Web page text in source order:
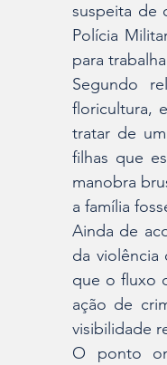
suspeita de
Polícia
para
Segundo
floricultura,
tratar de
filhas que
manobra
a família
Ainda de
da violência
que o fluxo
ação de
visibilidade
O ponto